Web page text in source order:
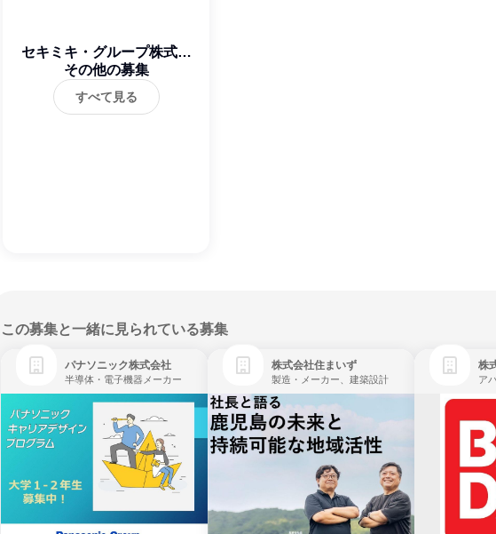
セキミキ・グループ株式会
社
その他の募集
すべて見る
この募集と一緒に見られている募集
パナソニック株式会社
半導体・電子機器メーカー
株式会社住まいず
製造・メーカー、建築設計
株